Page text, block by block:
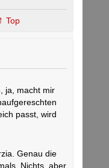
Top
ja, macht mir
passt, wird
Genau die
Nichts, aber